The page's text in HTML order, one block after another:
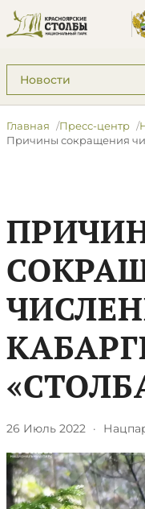
Подразделы: Пресс-
Главная Пресс-центр
Причины сокращения
26 Июль 2022 ·